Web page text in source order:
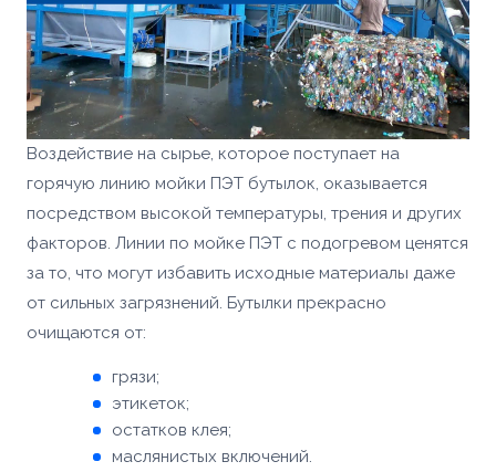
Воздействие на сырье, которое поступает на
горячую линию мойки ПЭТ бутылок, оказывается
посредством высокой температуры, трения и других
факторов. Линии по мойке ПЭТ с подогревом ценятся
за то, что могут избавить исходные материалы даже
от сильных загрязнений. Бутылки прекрасно
очищаются от:
грязи;
этикеток;
остатков клея;
маслянистых включений.
Способ оплаты
Номер телефона *
конфиденциальности
персональных данных
📎 Прикрепить реквизиты
Ваше имя *
Телефон *
Сообщение
Согласен с условиями
персональных данных
Отправить заявку
Телефон *
Сообщение
Согласен с условиями политики
конфиденциальностииправилами обработки
персональных данных
ОПТИМИЗАЦИЯ
УПАКОВКИ С
ПАЛЛЕТООБМОТЧИКОМ
YJPO-1650-K
Купить